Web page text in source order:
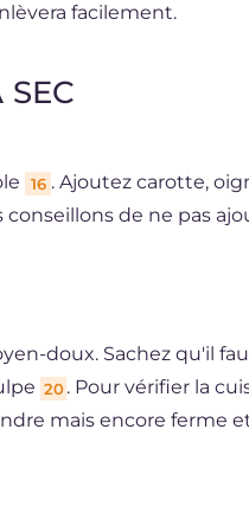
facilement.
16 . Ajoutez carotte,
conseillons de ne pas
doux. Sachez qu'il
20 . Pour vérifier la
mais encore ferme